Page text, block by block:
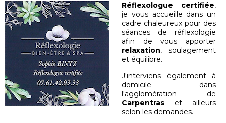
Réflexologue certifiée,
je vous accueille dans un
cadre chaleureux pour des
séances de réflexologie
afin de vous apporter
relaxation, soulagement
et équilibre.
J'interviens également à
domicile dans
l'agglomération de
Carpentras et ailleurs
selon les demandes.